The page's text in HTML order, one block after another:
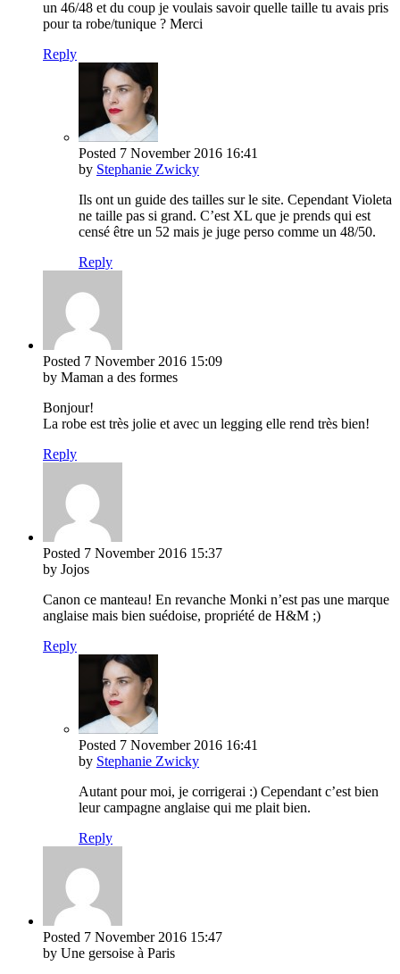
un 46/48 et du coup je voulais savoir quelle taille tu avais pris
pour ta robe/tunique ? Merci
Reply
Posted 7 November 2016 16:41
by Stephanie Zwicky
Ils ont un guide des tailles sur le site. Cependant Violeta
ne taille pas si grand. C’est XL que je prends qui est
censé être un 52 mais je juge perso comme un 48/50.
Reply
Posted 7 November 2016 15:09
by Maman a des formes
Bonjour!
La robe est très jolie et avec un legging elle rend très bien!
Reply
Posted 7 November 2016 15:37
by Jojos
Canon ce manteau! En revanche Monki n’est pas une marque
anglaise mais bien suédoise, propriété de H&M ;)
Reply
Posted 7 November 2016 16:41
by Stephanie Zwicky
Autant pour moi, je corrigerai :) Cependant c’est bien
leur campagne anglaise qui me plait bien.
Reply
Posted 7 November 2016 15:47
by Une gersoise à Paris